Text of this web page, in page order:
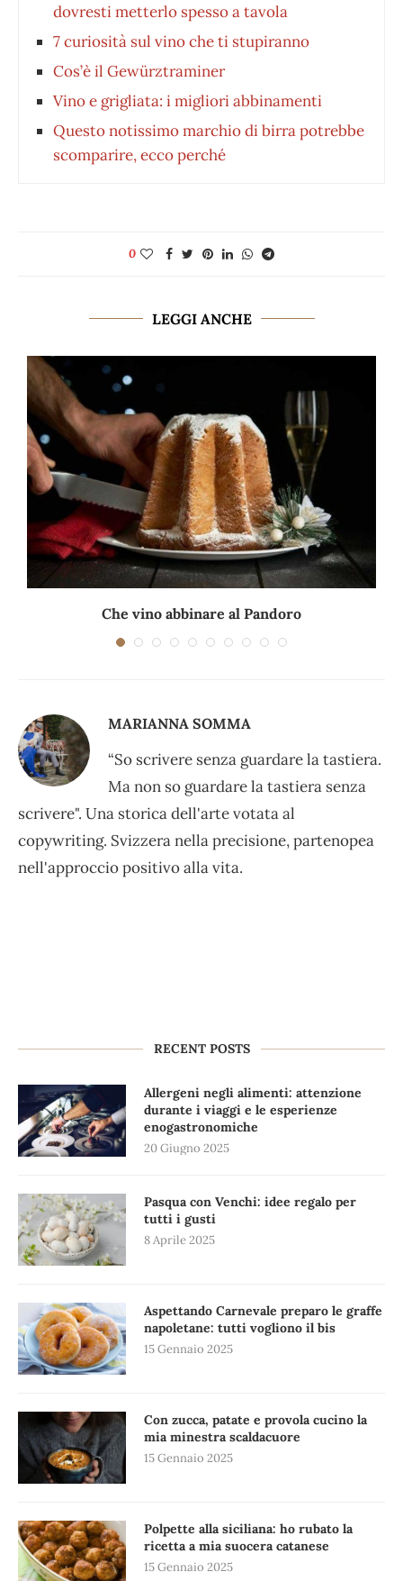
dovresti metterlo spesso a tavola
7 curiosità sul vino che ti stupiranno
Cos’è il Gewürztraminer
Vino e grigliata: i migliori abbinamenti
Questo notissimo marchio di birra potrebbe
scomparire, ecco perché
0
LEGGI ANCHE
Che vino abbinare al Pandoro
MARIANNA SOMMA
“So scrivere senza guardare la tastiera.
Ma non so guardare la tastiera senza
scrivere". Una storica dell'arte votata al
copywriting. Svizzera nella precisione, partenopea
nell'approccio positivo alla vita.
RECENT POSTS
Allergeni negli alimenti: attenzione
durante i viaggi e le esperienze
enogastronomiche
20 Giugno 2025
Pasqua con Venchi: idee regalo per
tutti i gusti
8 Aprile 2025
Aspettando Carnevale preparo le graffe
napoletane: tutti vogliono il bis
15 Gennaio 2025
Con zucca, patate e provola cucino la
mia minestra scaldacuore
15 Gennaio 2025
Polpette alla siciliana: ho rubato la
ricetta a mia suocera catanese
15 Gennaio 2025